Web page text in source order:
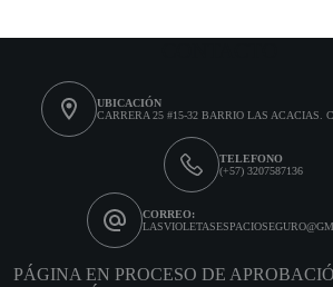
UBICACIÓN
CARRERA 25 #15-32 BARRIO LAS ACACIAS.
TELEFONO
(+57) 3207587136​
CORREO:
PÁGINA EN PROCESO DE